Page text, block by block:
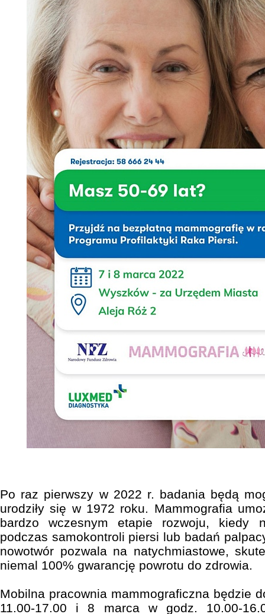
Po raz pierwszy w 2022 r. badania będą
urodziły się w 1972 roku. Mammografia
bardzo wczesnym etapie rozwoju, kiedy
podczas samokontroli piersi lub badań
nowotwór pozwala na natychmiastowe,
niemal 100% gwarancję powrotu do zdrowia.
Mobilna pracownia mammograficzna będzie
11.00-17.00 i 8 marca w godz. 10.00-